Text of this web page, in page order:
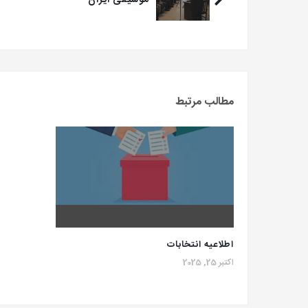
مطالب مرتبط
اطلاعیه انتخابات
اکتبر 25, 2025